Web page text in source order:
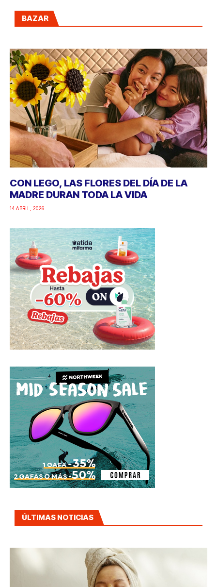
BAZAR
CON LEGO, LAS FLORES DEL DÍA DE LA
MADRE DURAN TODA LA VIDA
14 ABRIL, 2026
ÚLTIMAS NOTICIAS